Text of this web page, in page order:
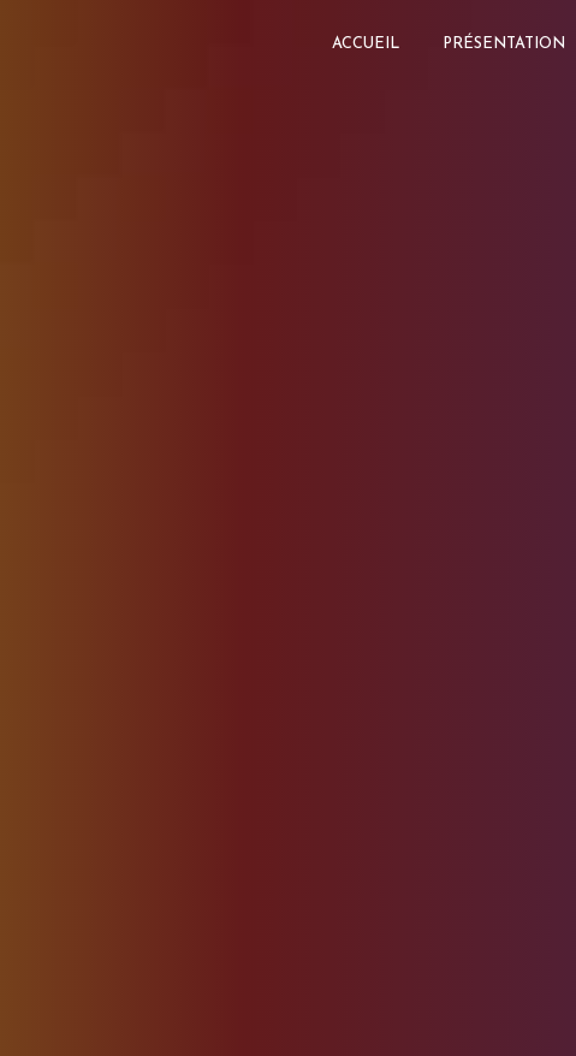
ACCUEIL PRÉSENTATION